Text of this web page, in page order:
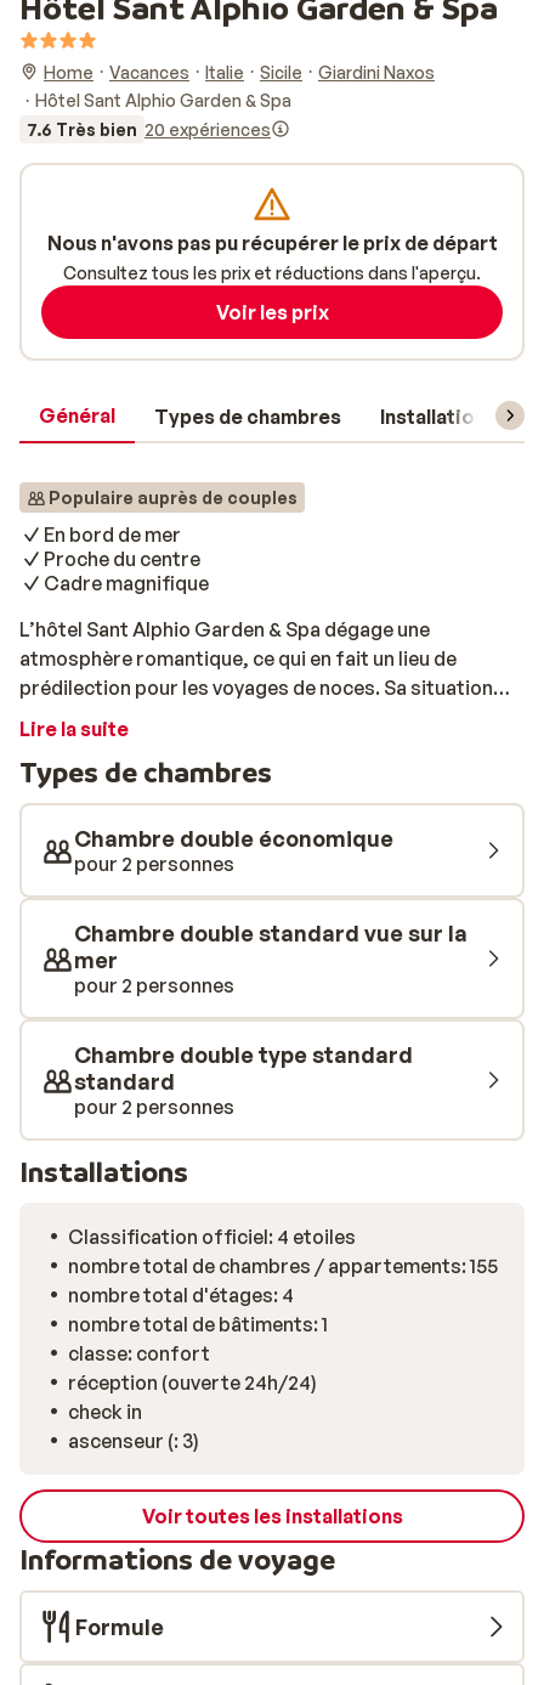
Home Vacances Italie Sicile
Giardini Naxos
Hôtel Sant Alphio Garden & Spa
7.6 Très bien 20 expériences
Général Types de chambres Installations
Populaire auprès de couples
En bord de mer
Proche du centre
Cadre magnifique
L’hôtel Sant Alphio Garden & Spa dégage une
atmosphère romantique, ce qui en fait un lieu de
prédilection pour les voyages de noces. Sa situation
idéale permet de rejoindre en quelques pas une jolie
longue promenade animée, bordée de nombreux
restaurants, bars et boutiques de souvenirs, se
trouvent à seulement 1,5 km. Si vous préférez rester à
l'hôtel, plusieurs restaurants se trouvent également
dans ses environs immédiats. Offrant une vue
splendide sur l’Etna, ce complexe est l’endroit parfait
pour profiter pleinement de la beauté impressionnante
des paysages siciliens. Prenez le bus pour découvrir la
fabuleuse ville de Taormine, partez à l’aventure sur
mer. Et si vous préférez nager dans une piscine, l’hôtel
met bien sûr celle-ci à votre disposition. À vous la Dolce
Lire la suite
Types de chambres
Chambre double économique
pour 2 personnes
Chambre double standard vue sur la
mer
pour 2 personnes
Chambre double type standard
standard
pour 2 personnes
Installations
Classification officiel: 4 etoiles
nombre total de chambres / appartements: 155
nombre total d'étages: 4
nombre total de bâtiments: 1
classe: confort
réception (ouverte 24h/24)
check in
ascenseur (: 3)
Voir toutes les installations
Informations de voyage
Formule
Nous n'avons pas pu récupérer le prix de départ
Consultez tous les prix et réductions dans l'aperçu.
Voir les prix